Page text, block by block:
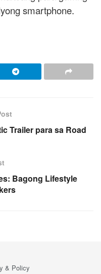
smartphone.
Trailer para sa Road
Bagong Lifestyle
& Policy